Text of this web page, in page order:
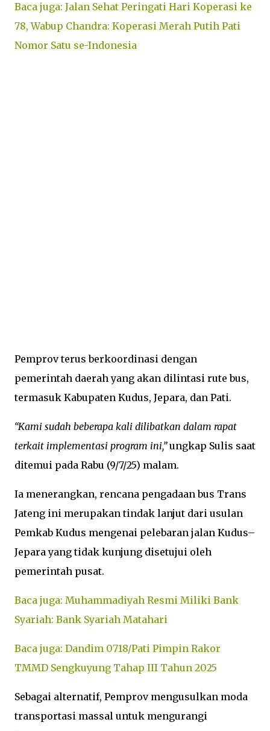
Baca juga: Jalan Sehat Peringati Hari Koperasi ke
78, Wabup Chandra: Koperasi Merah Putih Pati
Nomor Satu se-Indonesia
Pemprov terus berkoordinasi dengan
pemerintah daerah yang akan dilintasi rute bus,
termasuk Kabupaten Kudus, Jepara, dan Pati.
“Kami sudah beberapa kali dilibatkan dalam rapat
terkait implementasi program ini,”ungkap Sulis saat
ditemui pada Rabu (9/7/25) malam.
Ia menerangkan, rencana pengadaan bus Trans
Jateng ini merupakan tindak lanjut dari usulan
Pemkab Kudus mengenai pelebaran jalan Kudus–
Jepara yang tidak kunjung disetujui oleh
pemerintah pusat.
Baca juga: Muhammadiyah Resmi Miliki Bank
Syariah: Bank Syariah Matahari
Baca juga: Dandim 0718/Pati Pimpin Rakor
TMMD Sengkuyung Tahap III Tahun 2025
Sebagai alternatif, Pemprov mengusulkan moda
transportasi massal untuk mengurangi